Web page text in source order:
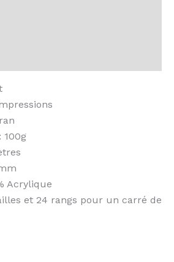
100g
Acrylique
et 24 rangs pour un carré de